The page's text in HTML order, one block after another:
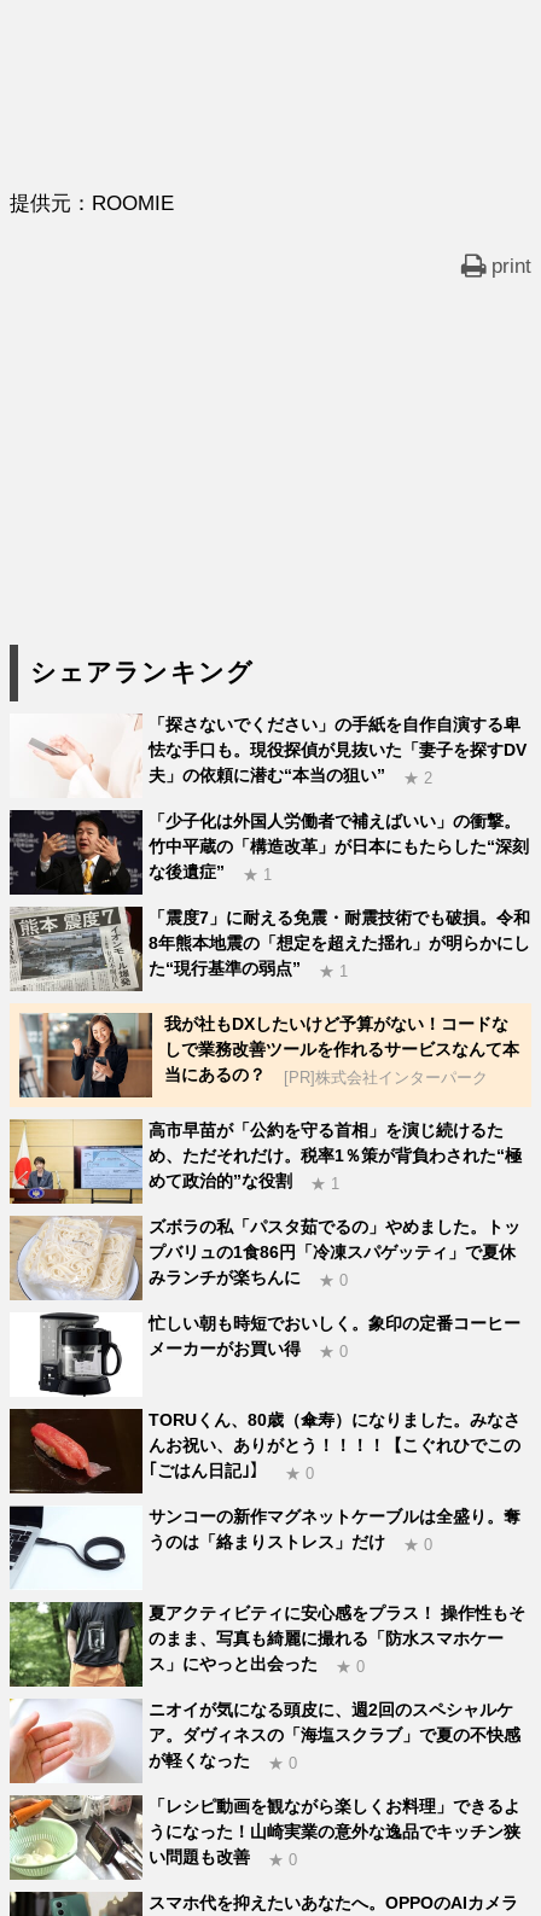
提供元：ROOMIE
print
シェアランキング
「探さないでください」の手紙を自作自演する卑
怯な手口も。現役探偵が見抜いた「妻子を探すDV
夫」の依頼に潜む“本当の狙い”
★ 2
「少子化は外国人労働者で補えばいい」の衝撃。
竹中平蔵の「構造改革」が日本にもたらした“深刻
な後遺症”
★ 1
「震度7」に耐える免震・耐震技術でも破損。令和
8年熊本地震の「想定を超えた揺れ」が明らかにし
た“現行基準の弱点”
★ 1
我が社もDXしたいけど予算がない！コードな
しで業務改善ツールを作れるサービスなんて本
当にあるの？
[PR]株式会社インターパーク
高市早苗が「公約を守る首相」を演じ続けるた
め、ただそれだけ。税率1％策が背負わされた“極
めて政治的”な役割
★ 1
ズボラの私「パスタ茹でるの」やめました。トッ
プバリュの1食86円「冷凍スパゲッティ」で夏休
みランチが楽ちんに
★ 0
忙しい朝も時短でおいしく。象印の定番コーヒー
メーカーがお買い得
★ 0
TORUくん、80歳（傘寿）になりました。みなさ
んお祝い、ありがとう！！！！【こぐれひでこの
｢ごはん日記｣】
★ 0
サンコーの新作マグネットケーブルは全盛り。奪
うのは「絡まりストレス」だけ
★ 0
夏アクティビティに安心感をプラス！ 操作性もそ
のまま、写真も綺麗に撮れる「防水スマホケー
ス」にやっと出会った
★ 0
ニオイが気になる頭皮に、週2回のスペシャルケ
ア。ダヴィネスの「海塩スクラブ」で夏の不快感
が軽くなった
★ 0
「レシピ動画を観ながら楽しくお料理」できるよ
うになった！山崎実業の意外な逸品でキッチン狭
い問題も改善
★ 0
スマホ代を抑えたいあなたへ。OPPOのAIカメラ